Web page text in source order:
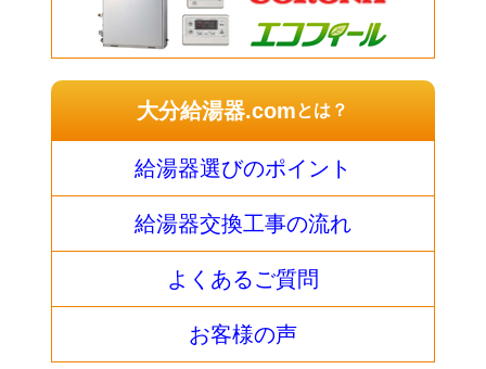
大分給湯器.comとは？
給湯器選びのポイント
給湯器交換工事の流れ
よくあるご質問
お客様の声